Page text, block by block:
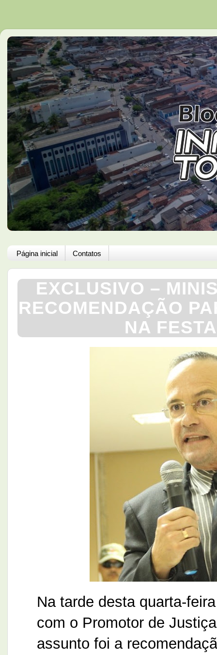
Página inicial Contatos
EXCLUSIVO –
RECOMENDAÇÃO
NA
Na tarde desta quarta-
com o Promotor de
assunto foi a